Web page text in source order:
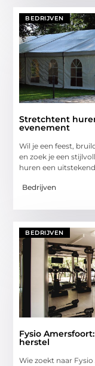
BEDRIJVEN
Stretchtent
evenement
Wil je een feest,
en zoek je een
huren een
Bedrijven
BEDRIJVEN
Fysio
herstel
Wie zoekt naar